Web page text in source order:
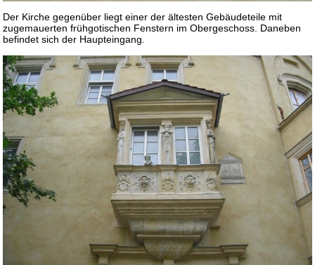
Der Kirche gegenüber liegt einer der ältesten Gebäudeteile mit
zugemauerten frühgotischen Fenstern im Obergeschoss. Daneben
befindet sich der Haupteingang.